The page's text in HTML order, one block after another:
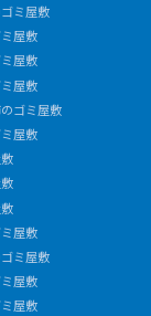
ミ屋敷
屋敷
屋敷
屋敷
ゴミ屋敷
屋敷
屋敷
ミ屋敷
屋敷
屋敷